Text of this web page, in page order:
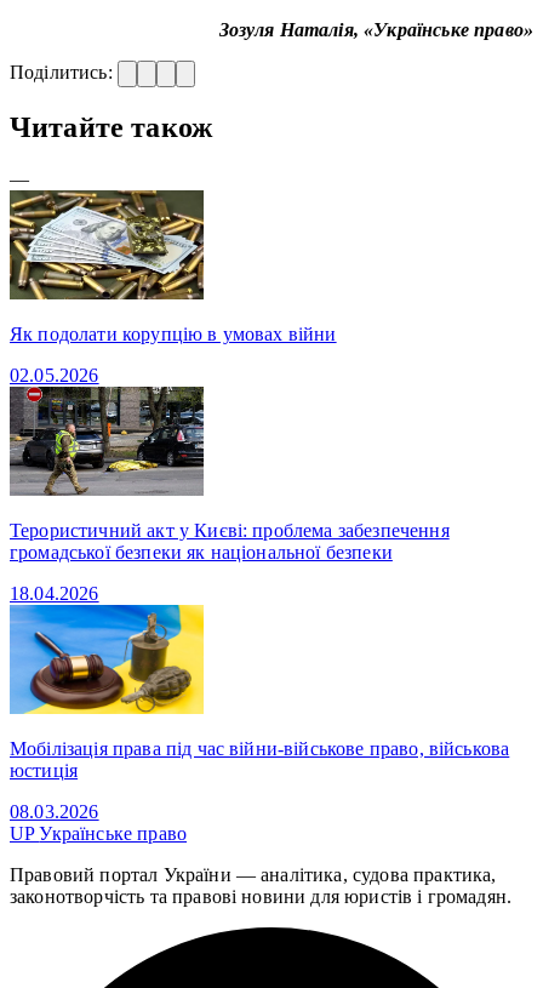
Зозуля Наталія, «Українське право»
Поділитись:
Читайте також
—
Як подолати корупцію в умовах війни
02.05.2026
Терористичний акт у Києві: проблема забезпечення
громадської безпеки як національної безпеки
18.04.2026
Мобілізація права під час війни-військове право, військова
юстиція
08.03.2026
UPУкраїнське право
Правовий портал України — аналітика, судова практика,
законотворчість та правові новини для юристів і громадян.